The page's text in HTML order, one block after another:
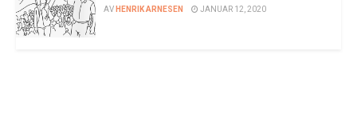
AV HENRIK ARNESEN JANUAR 12, 2020